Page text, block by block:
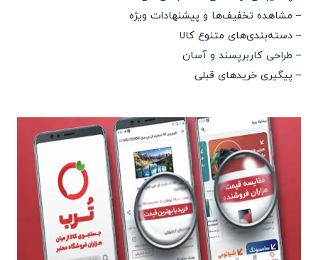
– مشاهده تخفیف‌ها و پیشنهادات ویژه
– دسته‌بندی‌های متنوع کالا
– طراحی کاربرپسند و آسان
– پیگیری خریدهای قبلی